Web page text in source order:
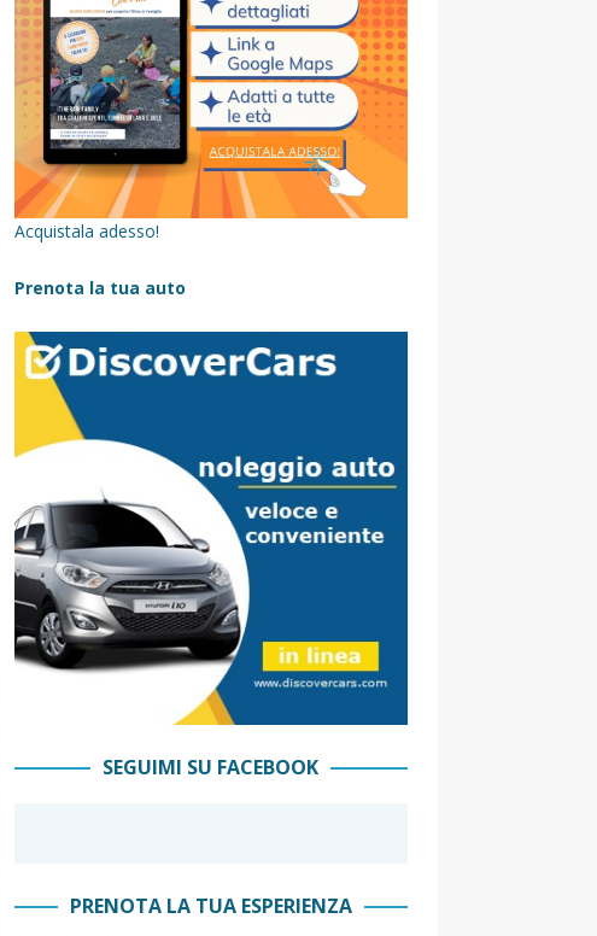
Acquistala adesso!
Prenota la tua auto
SEGUIMI SU FACEBOOK
PRENOTA LA TUA ESPERIENZA